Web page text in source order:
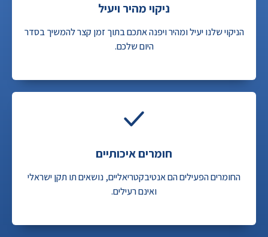
ניקוי מהיר ויעיל
הניקוי שלנו יעיל ומהיר ויפנה אתכם בתוך זמן קצר להמשיך בסדר
היום שלכם.
חומרים איכותיים
החומרים הפעילים הם אנטיבקטריאליים, נושאים תו תקן ישראלי
ואינם רעילים.